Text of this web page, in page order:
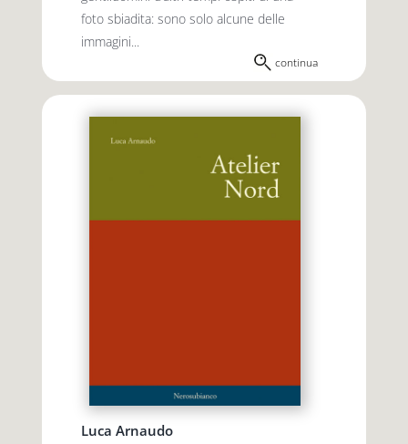
foto sbiadita: sono solo alcune delle
immagini...
continua
Luca Arnaudo